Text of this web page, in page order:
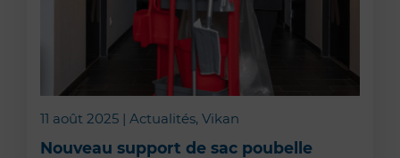
11 août 2025 | Actualités, Vikan
Nouveau support de sac poubelle